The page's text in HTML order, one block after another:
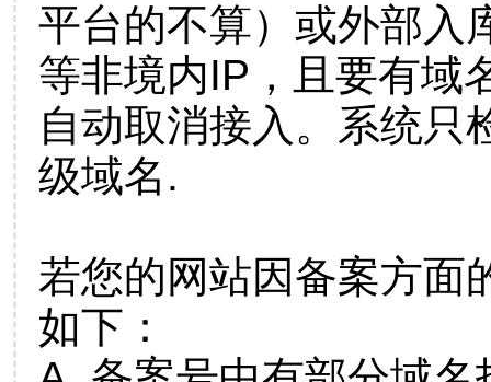
平台的不算）或外部入
等非境内IP，且要有域
自动取消接入。系统只
级域名.
若您的网站因备案方面
如下：